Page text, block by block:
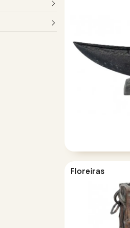
Floreiras